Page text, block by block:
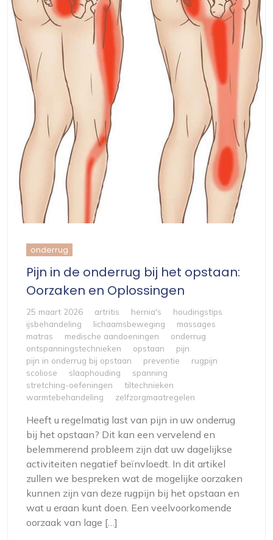
onderrug
Pijn in de onderrug bij het opstaan:
Oorzaken en Oplossingen
25 maart 2026 artritis hernia's
houdingstips
ijsbehandeling
lichaamsbeweging
massages
matras
medische aandoeningen
onderrug
ontspanningstechnieken
opstaan
pijn
pijn in onderrug bij opstaan
preventie
rugpijn
scoliose
slaaphouding
spanning
stretching-oefeningen
tiltechnieken
warmtebehandeling
zelfzorgmaatregelen
Heeft u regelmatig last van pijn in uw onderrug
bij het opstaan? Dit kan een vervelend en
belemmerend probleem zijn dat uw dagelijkse
activiteiten negatief beïnvloedt. In dit artikel
zullen we bespreken wat de mogelijke oorzaken
kunnen zijn van deze rugpijn bij het opstaan en
wat u eraan kunt doen. Een veelvoorkomende
oorzaak van lage […]